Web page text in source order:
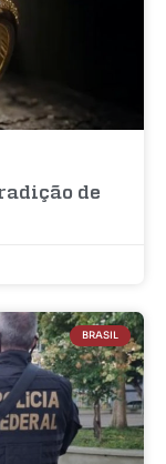
de
BRASIL